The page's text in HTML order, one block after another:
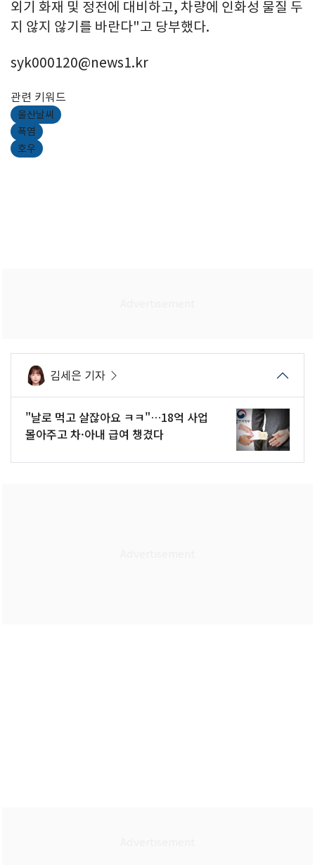
외기 화재 및 정전에 대비하고, 차량에 인화성 물질 두
지 않지 않기를 바란다"고 당부했다.
syk000120@news1.kr
관련 키워드
울산날씨
폭염
호우
김세은 기자
"날로 먹고 살잖아요 ㅋㅋ"…18억 사업
몰아주고 차·아내 급여 챙겼다